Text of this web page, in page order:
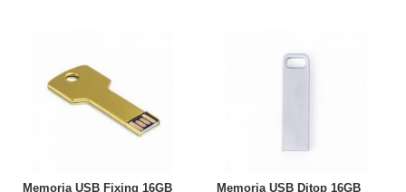
Memoria USB Fixing 16GB Memoria USB Ditop 16GB